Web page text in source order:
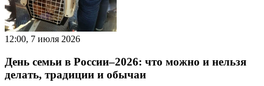
12:00, 7 июля 2026
День семьи в России–2026: что можно и нельзя
делать, традиции и обычаи